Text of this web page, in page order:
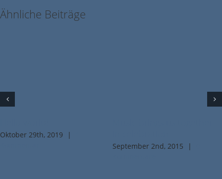
Ähnliche Beiträge
Oktober 29th, 2019 |
September 2nd, 2015 |